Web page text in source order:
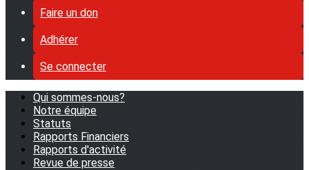
Faire un don
Adhérer
Se connecter
Qui sommes-nous?
Notre équipe
Statuts
Rapports Financiers
Rapports d'activité
Revue de presse